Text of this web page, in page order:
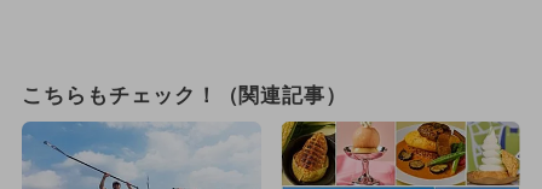
こちらもチェック！（関連記事）